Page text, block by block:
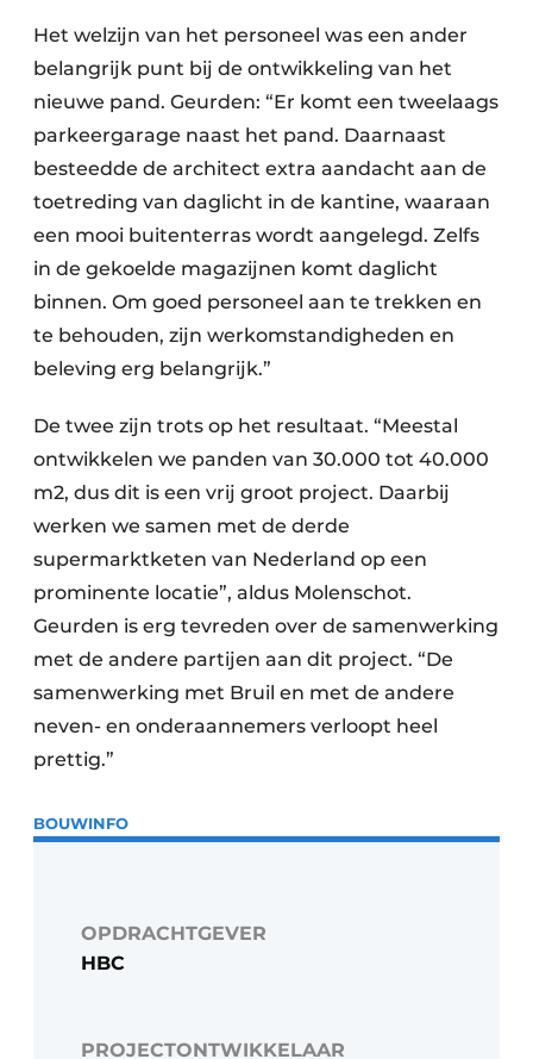
Het welzijn van het personeel was een ander
belangrijk punt bij de ontwikkeling van het
nieuwe pand. Geurden: “Er komt een tweelaags
parkeergarage naast het pand. Daarnaast
besteedde de architect extra aandacht aan de
toetreding van daglicht in de kantine, waaraan
een mooi buitenterras wordt aangelegd. Zelfs
in de gekoelde magazijnen komt daglicht
binnen. Om goed personeel aan te trekken en
te behouden, zijn werkomstandigheden en
beleving erg belangrijk.”
De twee zijn trots op het resultaat. “Meestal
ontwikkelen we panden van 30.000 tot 40.000
m2, dus dit is een vrij groot project. Daarbij
werken we samen met de derde
supermarktketen van Nederland op een
prominente locatie”, aldus Molenschot.
Geurden is erg tevreden over de samenwerking
met de andere partijen aan dit project. “De
samenwerking met Bruil en met de andere
neven- en onderaannemers verloopt heel
prettig.”
BOUWINFO
OPDRACHTGEVER
HBC
PROJECTONTWIKKELAAR